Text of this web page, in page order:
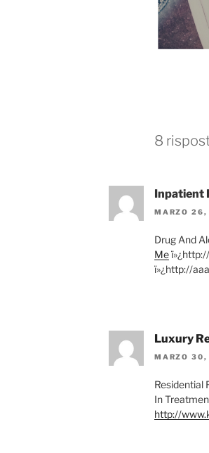
8
Inpatient
MARZO
Drug And
Me
ï»¿http://
Luxury
MARZO
Residential
In
http://